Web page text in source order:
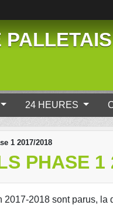
24 HEURES
1 2017/2018
PHASE 1
2018 sont parus, la